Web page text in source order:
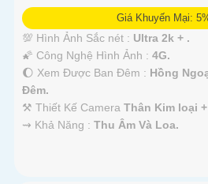
Giá Khuyến Mại:
💯 Hình Ảnh Sắc nét : Ultra 2k + .
🌠 Công Nghệ Hình Ảnh : 4G.
🌔 Xem Được Ban Đêm : Hồng
Ðêm.
⚒ Thiết Kế Camera Thân Kim loại
️⇝ Khả Năng : Thu Âm Và Loa.